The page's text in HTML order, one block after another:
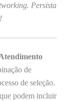
Persista
de
de seleção.
podem incluir